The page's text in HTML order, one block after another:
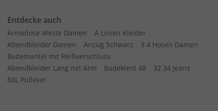
Entdecke auch
Ärmellose Weste Damen
A Linien Kleider
Abendkleider Damen
Anzug Schwarz
3 4 Hosen Damen
Bademantel mit Reißverschluss
Abendkleider Lang mit Arm
Badekleid 48
32 34 Jeans
8XL Pullover